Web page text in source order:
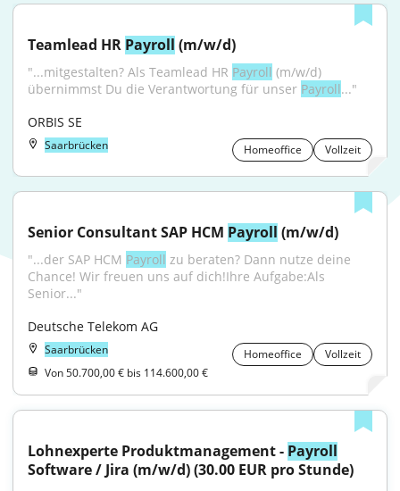
Teamlead HR Payroll (m/w/d)
"...mitgestalten? Als Teamlead HR Payroll (m/w/d)
übernimmst Du die Verantwortung für unser Payroll..."
ORBIS SE
Saarbrücken Homeoffice Vollzeit
Senior Consultant SAP HCM Payroll (m/w/d)
"...der SAP HCM Payroll zu beraten? Dann nutze deine
Chance! Wir freuen uns auf dich!Ihre Aufgabe:Als
Senior..."
Deutsche Telekom AG
Saarbrücken Homeoffice
Vollzeit
Von 50.700,00 € bis 114.600,00 €
Lohnexperte Produktmanagement - Payroll
Software / Jira (m/w/d) (30.00 EUR pro Stunde)